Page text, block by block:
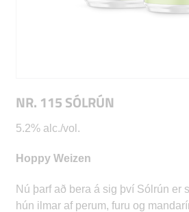
NR. 115 SÓLRÚN
5.2% alc./vol.
Hoppy Weizen
Nú þarf að bera á sig því Sólrún er
hún ilmar af perum, furu og